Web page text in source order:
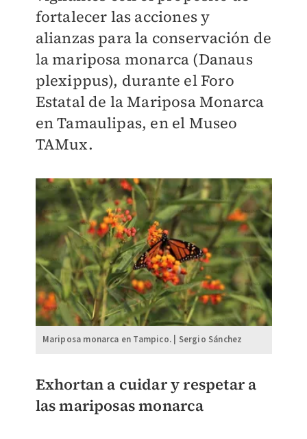
fortalecer las acciones y
alianzas para la conservación de
la mariposa monarca (Danaus
plexippus), durante el Foro
Estatal de la Mariposa Monarca
en Tamaulipas, en el Museo
TAMux.
Mariposa monarca en Tampico. | Sergio Sánchez
Exhortan a cuidar y respetar a
las mariposas monarca